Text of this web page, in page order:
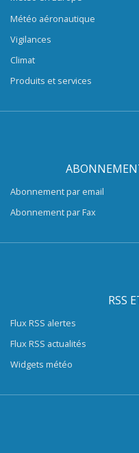
Météo aéronautique
Vigilances
Climat
Produits et services
Abonnement par email
Abonnement par Fax
RSS
Flux RSS alertes
Flux RSS actualités
Widgets météo